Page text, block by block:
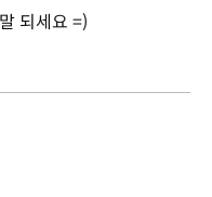
되세요 =)